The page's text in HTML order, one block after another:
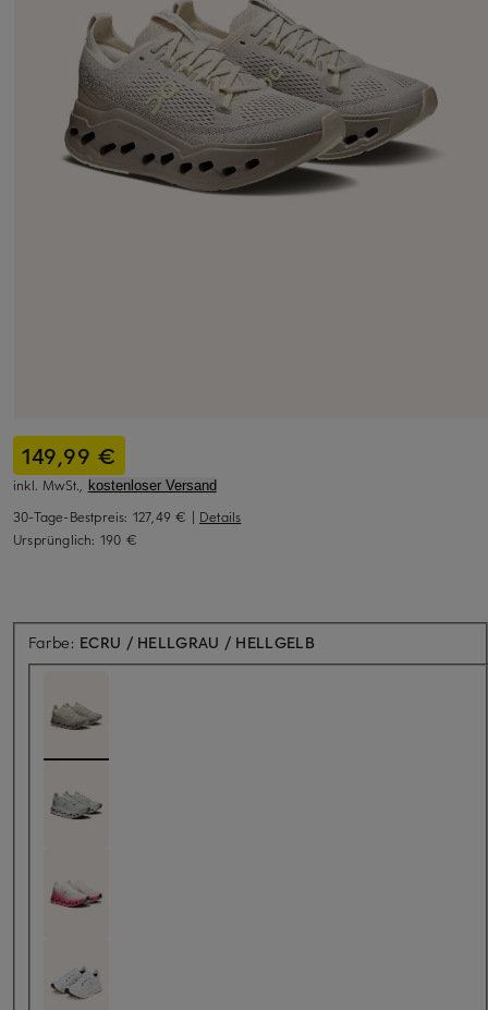
149,99 €
inkl. MwSt., kostenloser Versand
30-Tage-Bestpreis: 127,49 € | Details
Ursprünglich: 190 €
Farbe: ECRU / HELLGRAU / HELLGELB